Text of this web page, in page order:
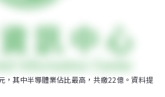
，其中半導體業佔比最高，共繳22億。資料提